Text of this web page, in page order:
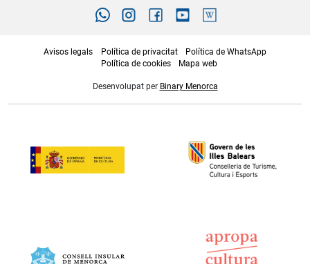
Avisos legals Política de privacitat
Política de WhatsApp
Política de cookies
Mapa web
Desenvolupat per Binary Menorca